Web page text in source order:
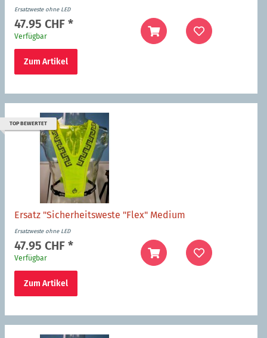
Ersatzweste ohne LED
47.95 CHF *
Verfügbar
Zum Artikel
TOP BEWERTET
Ersatz "Sicherheitsweste "Flex" Medium
Ersatzweste ohne LED
47.95 CHF *
Verfügbar
Zum Artikel